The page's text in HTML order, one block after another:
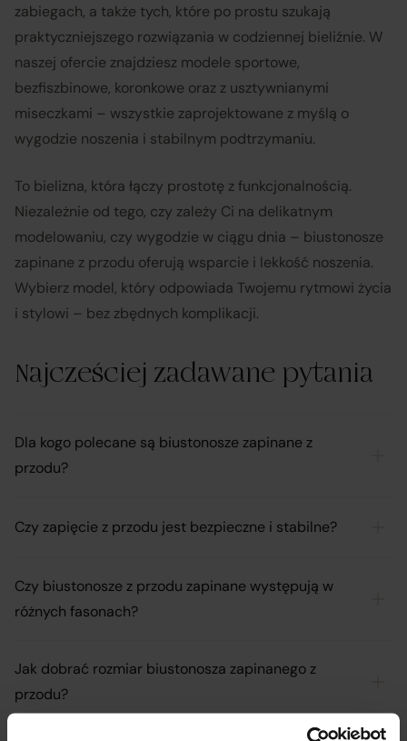
zabiegach, a także tych, które po prostu szukają
praktyczniejszego rozwiązania w codziennej bieliźnie. W
naszej ofercie znajdziesz modele sportowe,
bezfiszbinowe, koronkowe oraz z usztywnianymi
miseczkami – wszystkie zaprojektowane z myślą o
wygodzie noszenia i stabilnym podtrzymaniu.
To bielizna, która łączy prostotę z funkcjonalnością.
Niezależnie od tego, czy zależy Ci na delikatnym
modelowaniu, czy wygodzie w ciągu dnia – biustonosze
zapinane z przodu oferują wsparcie i lekkość noszenia.
Wybierz model, który odpowiada Twojemu rytmowi życia
i stylowi – bez zbędnych komplikacji.
Najcześciej zadawane pytania
Dla kogo polecane są biustonosze zapinane z
przodu?
Czy zapięcie z przodu jest bezpieczne i stabilne?
Czy biustonosze z przodu zapinane występują w
różnych fasonach?
Jak dobrać rozmiar biustonosza zapinanego z
przodu?